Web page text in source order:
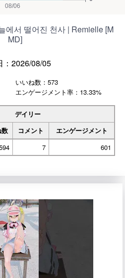
에서 떨어진 천사 | Remielle [M
MD]
：2026/08/05
いいね数：573
エンゲージメント率：13.33%
デイリー
コメント
エンゲージメント
7 601